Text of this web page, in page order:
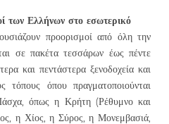
των Ελλήνων στο εσωτερικό
προορισμοί από όλη την
σε πακέτα τεσσάρων έως πέντε
και πεντάστερα ξενοδοχεία και
όπου πραγματοποιούνται
όπως η Κρήτη (Ρέθυμνο και
η Χίος, η Σύρος, η Μονεμβασιά,